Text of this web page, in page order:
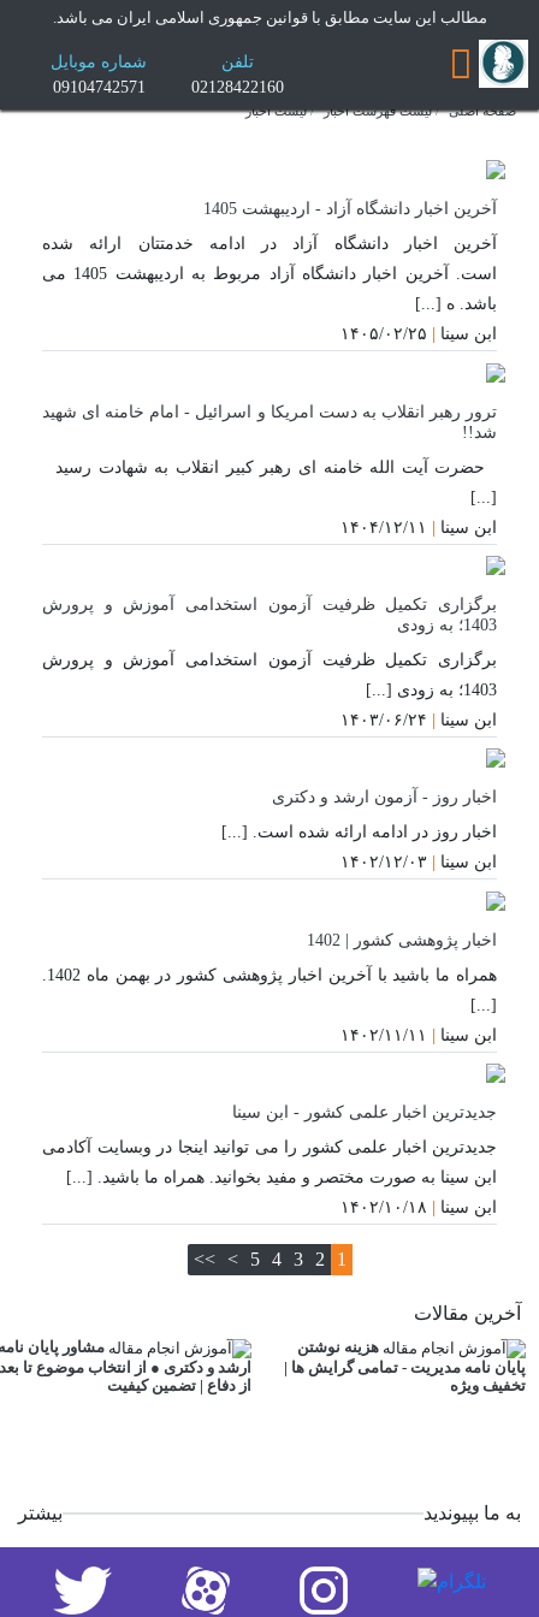
مطالب این سایت مطابق با قوانین جمهوری اسلامی ایران می باشد.
شماره موبایل
09104742571
تلفن
02128422160
×
صفحه اصلی لیست فهرست اخبار لیست اخبار
آخرین اخبار دانشگاه آزاد - اردیبهشت 1405
آخرین اخبار دانشگاه آزاد در ادامه خدمتتان ارائه شده
است. آخرین اخبار دانشگاه آزاد مربوط به اردیبهشت 1405 می
باشد. ه [...]
۱۴۰۵/۰۲/۲۵ | ابن سینا
ترور رهبر انقلاب به دست امریکا و اسرائیل - امام خامنه ای شهید
شد!! ​​​​​​​
حضرت آیت الله خامنه ای رهبر کبیر انقلاب به شهادت رسید
[...]
۱۴۰۴/۱۲/۱۱ | ابن سینا
برگزاری تکمیل ظرفیت آزمون استخدامی آموزش و پرورش
1403؛ به زودی
برگزاری تکمیل ظرفیت آزمون استخدامی آموزش و پرورش
1403؛ به زودی [...]
۱۴۰۳/۰۶/۲۴ | ابن سینا
اخبار روز - آزمون ارشد و دکتری
اخبار روز در ادامه ارائه شده است. [...]
۱۴۰۲/۱۲/۰۳ | ابن سینا
اخبار پژوهشی کشور | 1402
[...]
۱۴۰۲/۱۱/۱۱ | ابن سینا
جدیدترین اخبار علمی کشور - ابن سینا
جدیدترین اخبار علمی کشور را می توانید اینجا در وبسایت آکادمی
ابن سینا به صورت مختصر و مفید بخوانید. همراه ما باشید. [...]
۱۴۰۲/۱۰/۱۸ | ابن سینا
1
2
3
4
5
>
>>
آخرین مقالات
هزینه نوشتن
پایان نامه مدیریت - تمامی گرایش ها |
تخفیف ویژه
مشاور پایان
ارشد و دکتری ● از انتخاب موضوع تا بعد
از دفاع | تضمین کیفیت
به ما بپیوندید بیشتر